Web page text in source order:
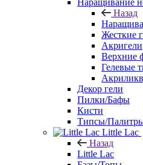
Наращивание
Назад
Жесткие
Акригели
Верхние
Гелевые
Декор гели
Пилки/Бафы
Кисти
Типсы/
Little Lac
Назад
Little Lac